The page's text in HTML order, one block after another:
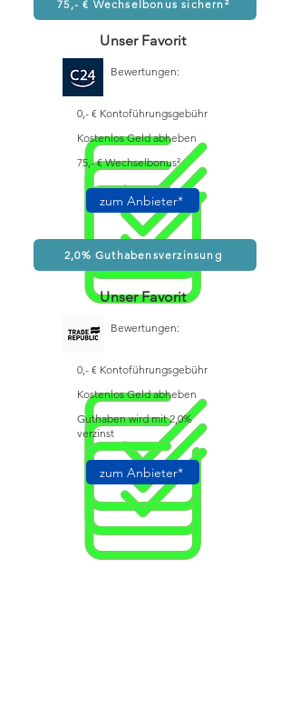
Unser Favorit
Bewertungen:
0,- € Kontoführungsgebühr
Kostenlos Geld abheben
75,- € Wechselbonus²
zum Anbieter*
75,- € Wechselbonus sichern²
Unser Favorit
Bewertungen:
0,- € Kontoführungsgebühr
Kostenlos Geld abheben
Guthaben wird mit 2,0%
verzinst
zum Anbieter*
2,0% Guthabensverzinsung